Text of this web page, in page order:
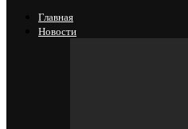
Главная
Новости